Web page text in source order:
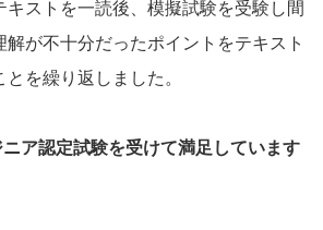
ストを一読後、模擬試験を受験し間
が不十分だったポイントをテキスト
を繰り返しました。
ア認定試験を受けて満足しています